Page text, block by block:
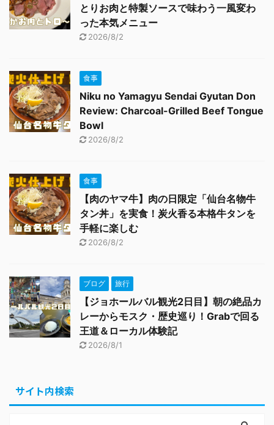
とりお肉と特製ソースで味わう一風変わ
った本気メニュー
2026/8/2
食事
Niku no Yamagyu Sendai Gyutan Don
Review: Charcoal-Grilled Beef Tongue
Bowl
2026/8/2
食事
【肉のヤマ牛】肉の日限定「仙台名物牛
タン丼」を実食！炭火香る本格牛タンを
手軽に楽しむ
2026/8/2
ブログ 旅行
【ジョホールバル観光2日目】朝の絶品カ
レーからモスク・歴史巡り！Grabで回る
王道＆ローカル体験記
2026/8/1
サイト内検索